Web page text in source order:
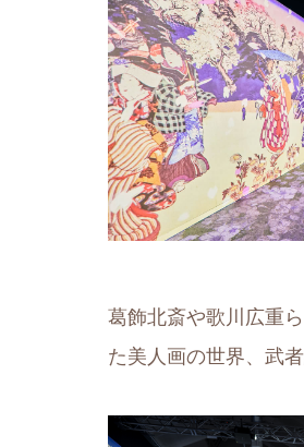
葛飾北斎や歌川広重
た美人画の世界、武